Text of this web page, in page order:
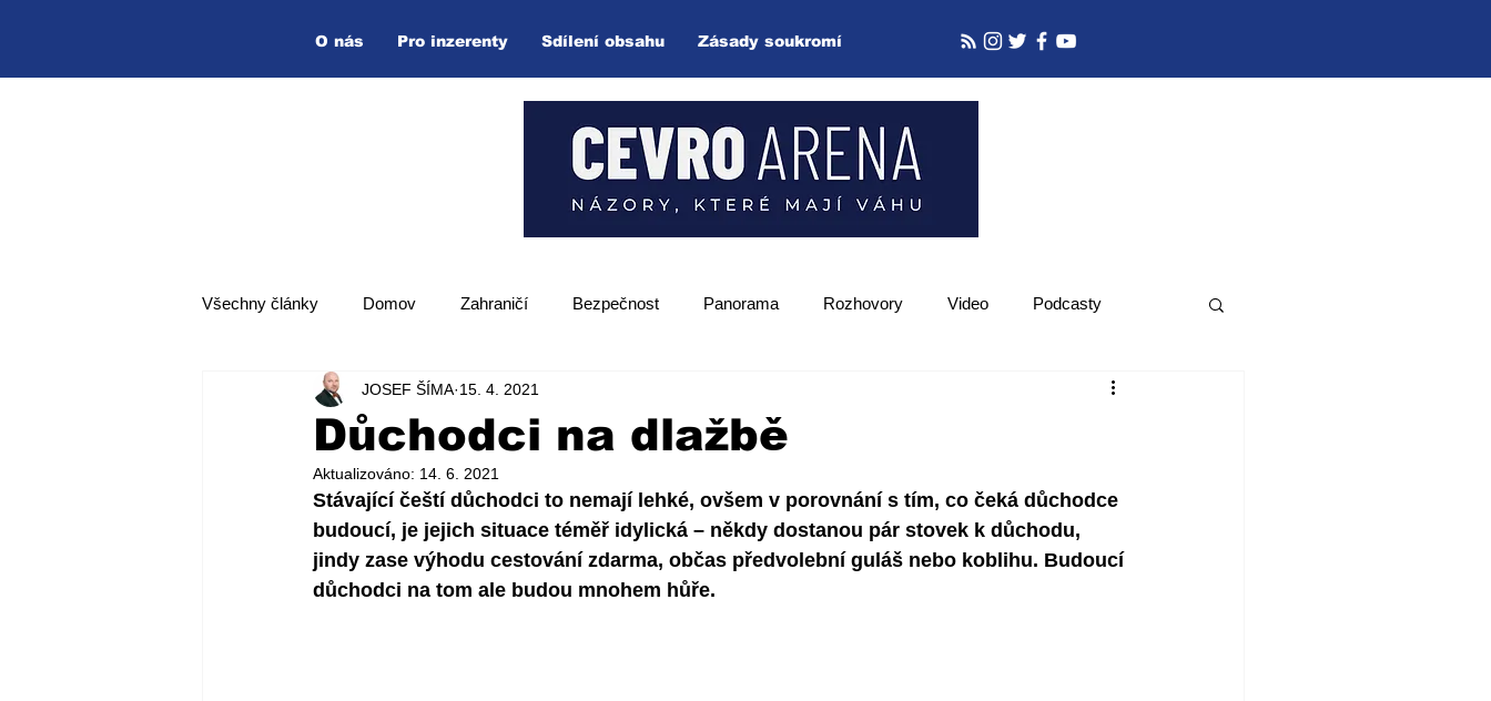
O nás Pro inzerenty Sdílení obsahu Zásady soukromí
Všechny články Domov Zahraničí Bezpečnost Panorama Rozhovory Video Podcasty
Hlavní zpráva Top zpráva Zpětný projektor
Důchodci na dlažbě
JOSEF ŠÍMA 15. 4. 2021
Aktualizováno: 14. 6. 2021
Stávající čeští důchodci to nemají lehké, ovšem v porovnání s tím, co čeká důchodce
budoucí, je jejich situace téměř idylická – někdy dostanou pár stovek k důchodu,
jindy zase výhodu cestování zdarma, občas předvolební guláš nebo koblihu. Budoucí
důchodci na tom ale budou mnohem hůře.